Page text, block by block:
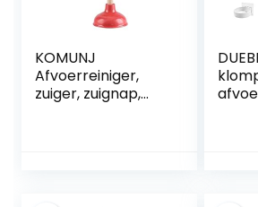
KOMUNJ
Afvoerreiniger,
zuiger, zuignap,